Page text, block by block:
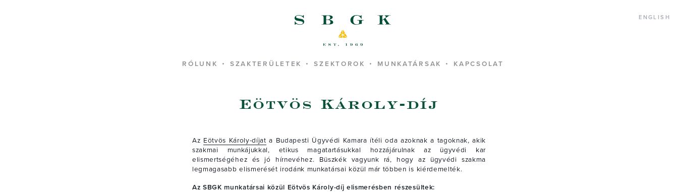
ENGLISH
RÓLUNK SZAKTERÜLETEK SZEKTOROK MUNKATÁRSAK KAPCSOLAT
Eötvös Károly-díj
Az Eötvös Károly-díjat a Budapesti Ügyvédi Kamara ítéli oda azoknak a tagoknak, akik
szakmai munkájukkal, etikus magatartásukkal hozzájárulnak az ügyvédi kar
elismertségéhez és jó hírnevéhez. Büszkék vagyunk rá, hogy az ügyvédi szakma
legmagasabb elismerését irodánk munkatársai közül már többen is kiérdemelték.
Az SBGK munkatársai közül Eötvös Károly-díj elismerésben részesültek: